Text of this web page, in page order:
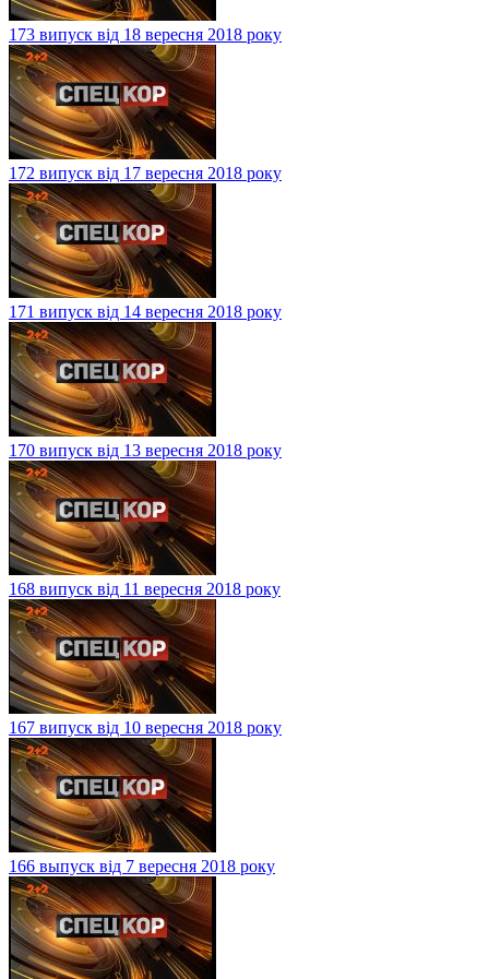
173 випуск від 18 вересня 2018 року
172 випуск від 17 вересня 2018 року
171 випуск від 14 вересня 2018 року
170 випуск від 13 вересня 2018 року
168 випуск від 11 вересня 2018 року
167 випуск від 10 вересня 2018 року
166 выпуск від 7 вересня 2018 року